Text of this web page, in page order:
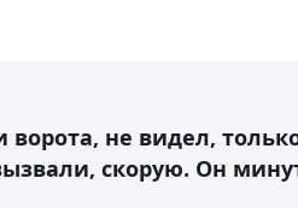
не видел,
скорую. Он